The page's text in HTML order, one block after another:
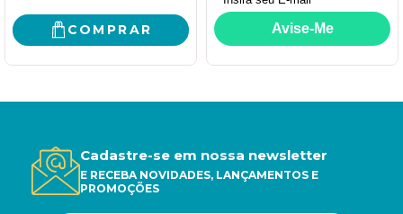
COMPRAR
Cadastre-se em nossa newsletter
E RECEBA NOVIDADES, LANÇAMENTOS E
PROMOÇÕES